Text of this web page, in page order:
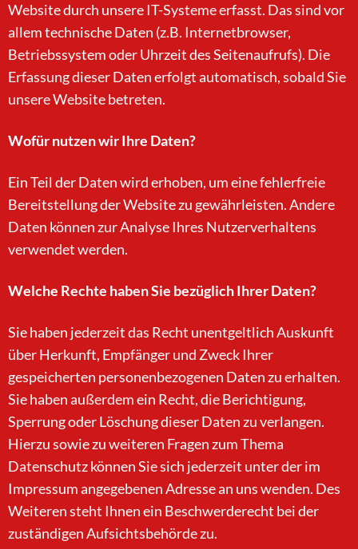
Website durch unsere IT-Systeme erfasst. Das sind vor
allem technische Daten (z.B. Internetbrowser,
Betriebssystem oder Uhrzeit des Seitenaufrufs). Die
Erfassung dieser Daten erfolgt automatisch, sobald Sie
unsere Website betreten.
Wofür nutzen wir Ihre Daten?
Ein Teil der Daten wird erhoben, um eine fehlerfreie
Bereitstellung der Website zu gewährleisten. Andere
Daten können zur Analyse Ihres Nutzerverhaltens
verwendet werden.
Welche Rechte haben Sie bezüglich Ihrer Daten?
Sie haben jederzeit das Recht unentgeltlich Auskunft
über Herkunft, Empfänger und Zweck Ihrer
gespeicherten personenbezogenen Daten zu erhalten.
Sie haben außerdem ein Recht, die Berichtigung,
Sperrung oder Löschung dieser Daten zu verlangen.
Hierzu sowie zu weiteren Fragen zum Thema
Datenschutz können Sie sich jederzeit unter der im
Impressum angegebenen Adresse an uns wenden. Des
Weiteren steht Ihnen ein Beschwerderecht bei der
zuständigen Aufsichtsbehörde zu.